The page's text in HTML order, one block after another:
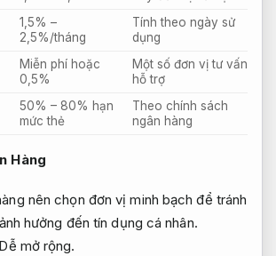
1,5% –
2,5%/tháng
Tính theo ngày sử
dụng
Miễn phí hoặc
0,5%
Một số đơn vị tư vấn
hỗ trợ
50% – 80% hạn
mức thẻ
Theo chính sách
ngân hàng
Hàng
nên chọn đơn vị minh bạch để tránh
hưởng đến tín dụng cá nhân.
Dễ mở rộng.